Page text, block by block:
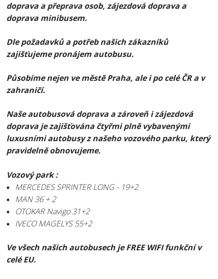
doprava a přeprava osob, zájezdová doprava a
doprava minibusem.
Dle požadavků a potřeb našich zákazníků
zajišťujeme pronájem autobusu.
Působíme nejen ve městě Praha, ale i po celé ČR a v
zahraničí.
Naše autobusová doprava a zároveň i zájezdová
doprava je zajišťována čtyřmi plně vybavenými
luxusními autobusy z našeho vozového parku, který
pravidelně obnovujeme.
Vozový park :
MERCEDES SPRINTER LONG - 19+2
MAN 36 + 2
OTOKAR Navigo 31+2
IVECO MAGELYS 55+2
Ve všech našich autobusech je FREE WIFI funkční v
celé EU.